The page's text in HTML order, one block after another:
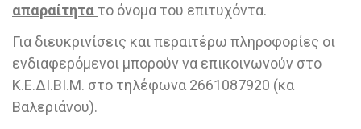
απαραίτητα το όνομα του επιτυχόντα.
Για διευκρινίσεις και περαιτέρω πληροφορίες οι
ενδιαφερόμενοι μπορούν να επικοινωνούν στο
Κ.Ε.ΔΙ.ΒΙ.Μ. στο τηλέφωνα 2661087920 (κα
Βαλεριάνου).